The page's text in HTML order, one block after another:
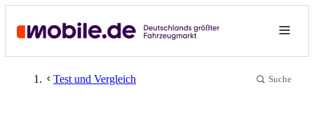
Test und Vergleich Suche